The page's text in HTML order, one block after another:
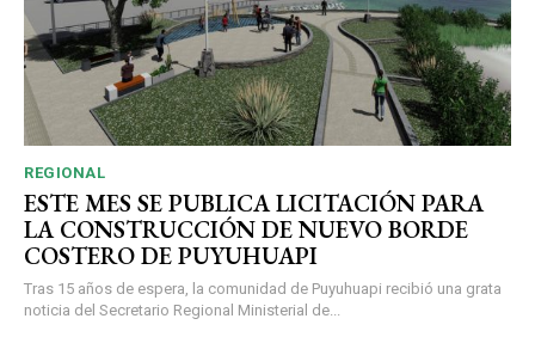
REGIONAL
ESTE MES SE PUBLICA LICITACIÓN PARA
LA CONSTRUCCIÓN DE NUEVO BORDE
COSTERO DE PUYUHUAPI
Tras 15 años de espera, la comunidad de Puyuhuapi recibió una grata
noticia del Secretario Regional Ministerial de...